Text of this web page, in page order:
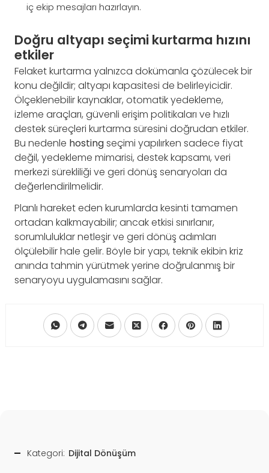
iç ekip mesajları hazırlayın.
Doğru altyapı seçimi kurtarma hızını
etkiler
Felaket kurtarma yalnızca dokümanla çözülecek bir
konu değildir; altyapı kapasitesi de belirleyicidir.
Ölçeklenebilir kaynaklar, otomatik yedekleme,
izleme araçları, güvenli erişim politikaları ve hızlı
destek süreçleri kurtarma süresini doğrudan etkiler.
Bu nedenle hostingseçimi yapılırken sadece fiyat
değil, yedekleme mimarisi, destek kapsamı, veri
merkezi sürekliliği ve geri dönüş senaryoları da
değerlendirilmelidir.
Planlı hareket eden kurumlarda kesinti tamamen
ortadan kalkmayabilir; ancak etkisi sınırlanır,
sorumluluklar netleşir ve geri dönüş adımları
ölçülebilir hale gelir. Böyle bir yapı, teknik ekibin kriz
anında tahmin yürütmek yerine doğrulanmış bir
senaryoyu uygulamasını sağlar.
Kategori: Dijital Dönüşüm